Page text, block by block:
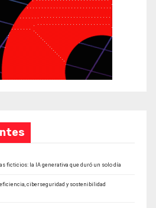
ficticios: la IA generativa que duró un solo día
ciberseguridad y sostenibilidad